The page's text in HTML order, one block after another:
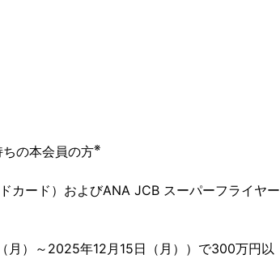
の本会員の方※
カード）およびANA JCB スーパーフライヤー
月）～2025年12月15日（月））で300万円以